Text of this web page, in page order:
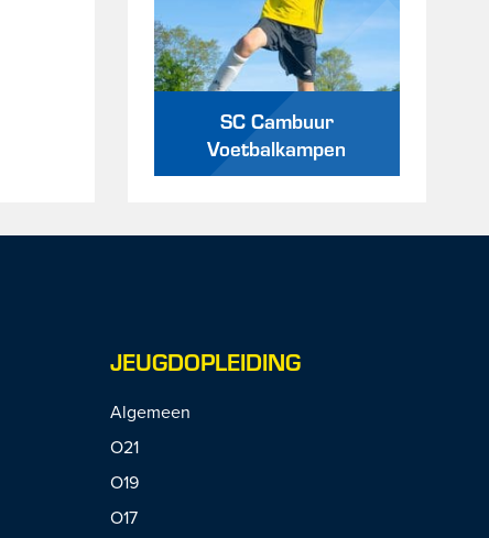
SC Cambuur
Voetbalkampen
JEUGDOPLEIDING
Algemeen
O21
O19
O17